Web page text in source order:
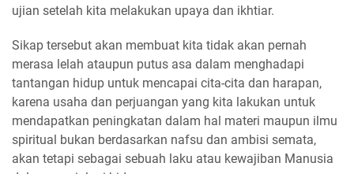
ujian setelah kita melakukan upaya dan ikhtiar.
Sikap tersebut akan membuat kita tidak akan pernah
merasa lelah ataupun putus asa dalam menghadapi
tantangan hidup untuk mencapai cita-cita dan harapan,
karena usaha dan perjuangan yang kita lakukan untuk
mendapatkan peningkatan dalam hal materi maupun ilmu
spiritual bukan berdasarkan nafsu dan ambisi semata,
akan tetapi sebagai sebuah laku atau kewajiban Manusia